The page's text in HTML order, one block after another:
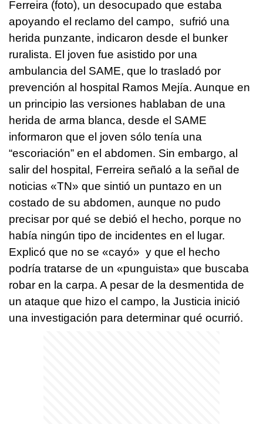
Ferreira (foto), un desocupado que estaba
apoyando el reclamo del campo, sufrió una
herida punzante, indicaron desde el bunker
ruralista. El joven fue asistido por una
ambulancia del SAME, que lo trasladó por
prevención al hospital Ramos Mejía. Aunque en
un principio las versiones hablaban de una
herida de arma blanca, desde el SAME
informaron que el joven sólo tenía una
“escoriación” en el abdomen. Sin embargo, al
salir del hospital, Ferreira señaló a la señal de
noticias «TN» que sintió un puntazo en un
costado de su abdomen, aunque no pudo
precisar por qué se debió el hecho, porque no
había ningún tipo de incidentes en el lugar.
Explicó que no se «cayó» y que el hecho
podría tratarse de un «punguista» que buscaba
robar en la carpa. A pesar de la desmentida de
un ataque que hizo el campo, la Justicia inició
una investigación para determinar qué ocurrió.